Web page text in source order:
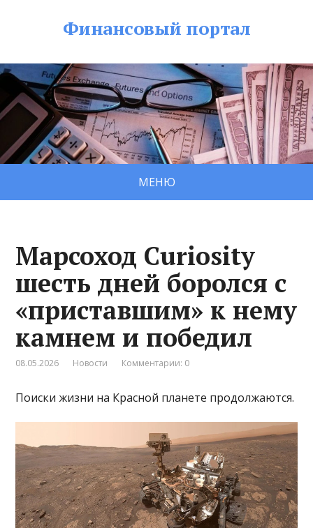
Финансовый портал
МЕНЮ
Марсоход Curiosity
шесть дней боролся с
«приставшим» к нему
камнем и победил
08.05.2026 Новости Комментарии: 0
Поиски жизни на Красной планете продолжаются.